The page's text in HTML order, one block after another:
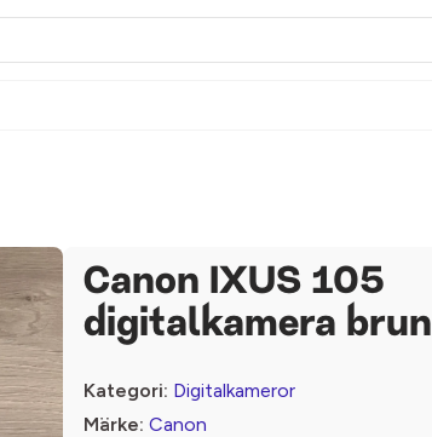
Canon IXUS 105
digitalkamera brun
Kategori: Digitalkameror
Märke: Canon